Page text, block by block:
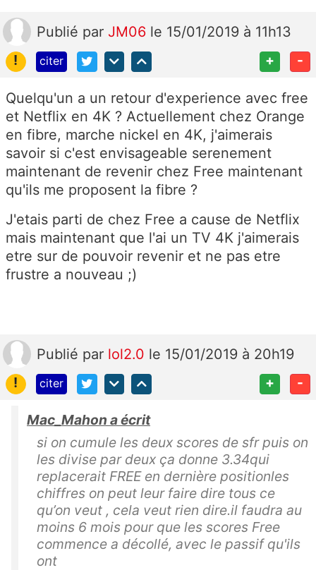
Publié par JM06 le 15/01/2019 à 11h13
!
citer + -
Quelqu'un a un retour d'experience avec free
et Netflix en 4K ? Actuellement chez Orange
en fibre, marche nickel en 4K, j'aimerais
savoir si c'est envisageable serenement
maintenant de revenir chez Free maintenant
qu'ils me proposent la fibre ?
J'etais parti de chez Free a cause de Netflix
mais maintenant que l'ai un TV 4K j'aimerais
etre sur de pouvoir revenir et ne pas etre
frustre a nouveau ;)
Publié par lol2.0 le 15/01/2019 à 20h19
!
citer + -
Mac_Mahon a écrit
si on cumule les deux scores de sfr puis on
les divise par deux ça donne 3.34qui
replacerait FREE en dernière positionles
chiffres on peut leur faire dire tous ce
qu’on veut , cela veut rien dire.il faudra au
moins 6 mois pour que les scores Free
commence a décollé, avec le passif qu'ils
ont